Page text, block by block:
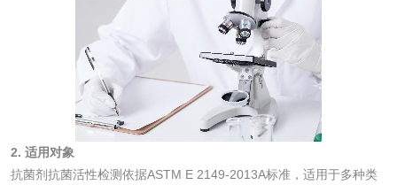
2. 适用对象
抗菌剂抗菌活性检测依据ASTM E 2149-2013A标准，适用于多种类
日化产品
洗衣液检测